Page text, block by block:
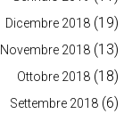
Dicembre 2018 (19)
Novembre 2018 (13)
Ottobre 2018 (18)
Settembre 2018 (6)